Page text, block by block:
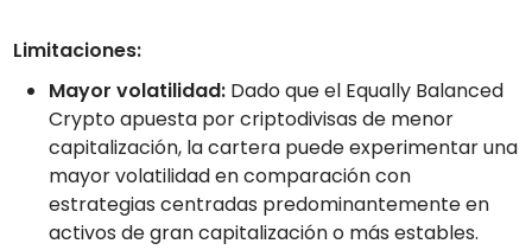
Limitaciones:
Mayor volatilidad: Dado que el Equally Balanced
Crypto apuesta por criptodivisas de menor
capitalización, la cartera puede experimentar una
mayor volatilidad en comparación con
estrategias centradas predominantemente en
activos de gran capitalización o más estables.